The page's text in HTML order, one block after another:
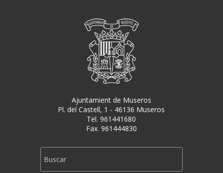
Ajuntamient de Museros
Pl. del Castell, 1 - 46136 Museros
Tel. 961441680
Fax. 961444830